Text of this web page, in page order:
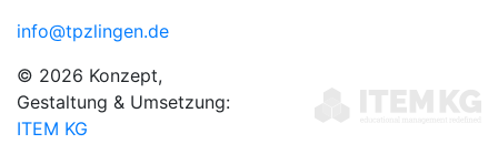
info@tpzlingen.de
© 2026 Konzept,
Gestaltung & Umsetzung:
ITEM KG